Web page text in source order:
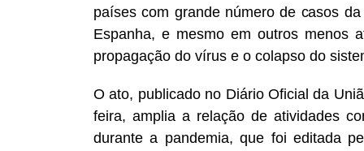
países com grande número de casos
Espanha, e mesmo em outros menos
propagação do vírus e o colapso do
O ato, publicado no Diário Oficial da
feira, amplia a relação de atividades
durante a pandemia, que foi editada